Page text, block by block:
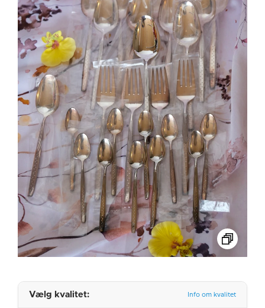
Vælg kvalitet: Info om kvalitet